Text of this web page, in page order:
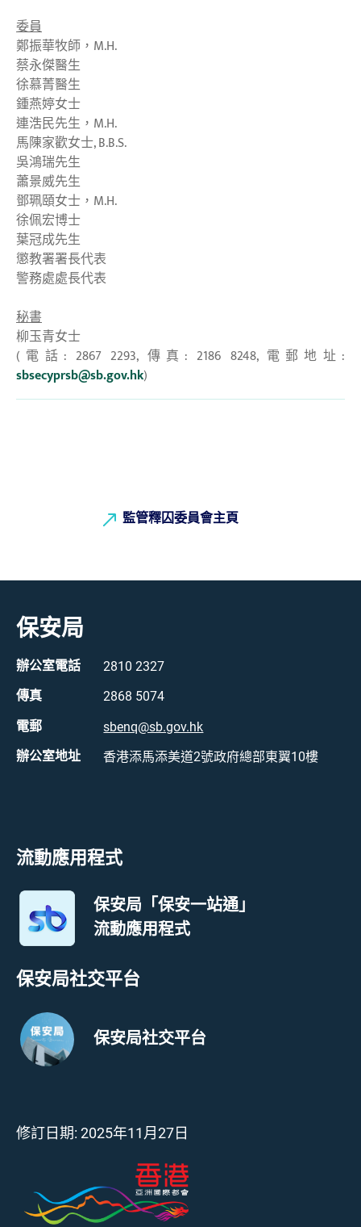
委員
鄭振華牧師，M.H.
蔡永傑醫生
徐慕菁醫生
鍾燕婷女士
連浩民先生，M.H.
馬陳家歡女士, B.B.S.
吳鴻瑞先生
蕭景威先生
鄧珮頤女士，M.H.
徐佩宏博士
葉冠成先生
懲教署署長代表
警務處處長代表
秘書
柳玉青女士
(電話: 2867 2293, 傳真: 2186 8248, 電郵地址:
sbsecyprsb@sb.gov.hk)
監管釋囚委員會主頁
保安局
辦公室電話 2810 2327
傳真 2868 5074
電郵 sbenq@sb.gov.hk
辦公室地址 香港添馬添美道2號政府總部東翼10樓
流動應用程式
保安局「保安一站通」
流動應用程式
保安局社交平台
保安局社交平台
修訂日期: 2025年11月27日